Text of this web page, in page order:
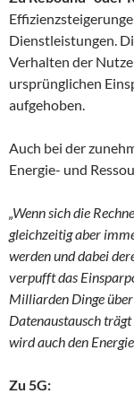
Dienstleistungen.
Verhalten der
ursprünglichen
aufgehoben.
Auch bei der
Energie- und
„Wenn sich die
gleichzeitig aber
werden und dabei
verpufft das
Milliarden Dinge
Datenaustausch
wird auch den
Zu 5G: